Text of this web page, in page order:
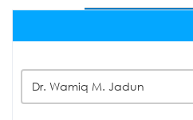
Dr. Wamiq M. Jadun